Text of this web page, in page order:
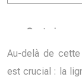
Au-delà de
est crucial : la